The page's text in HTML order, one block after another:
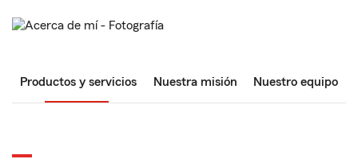
Productos y servicios Nuestra misión Nuestro equipo